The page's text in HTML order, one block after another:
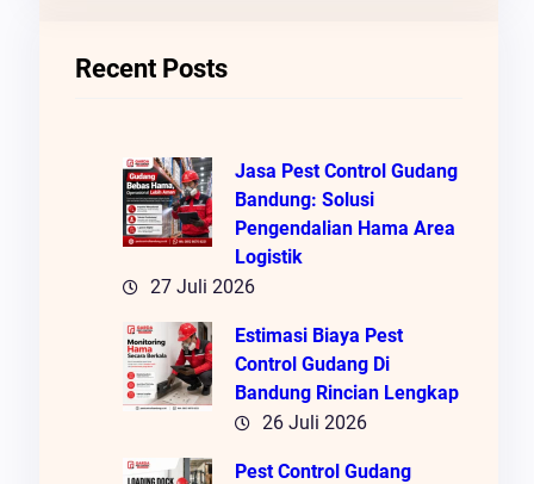
Recent Posts
Jasa Pest Control Gudang
Bandung: Solusi
Pengendalian Hama Area
Logistik
27 Juli 2026
Estimasi Biaya Pest
Control Gudang Di
Bandung Rincian Lengkap
26 Juli 2026
Pest Control Gudang